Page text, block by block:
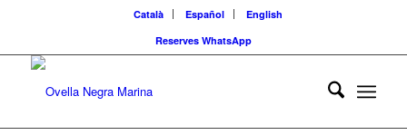
Català Español
English
Reserves WhatsApp